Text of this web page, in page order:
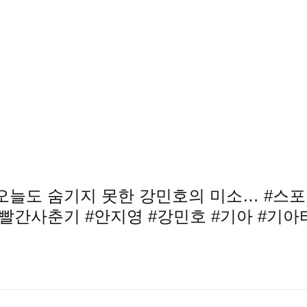
늘도 숨기지 못한 강민호의 미소… #스포
간사춘기 #안지영 #강민호 #기아 #기아